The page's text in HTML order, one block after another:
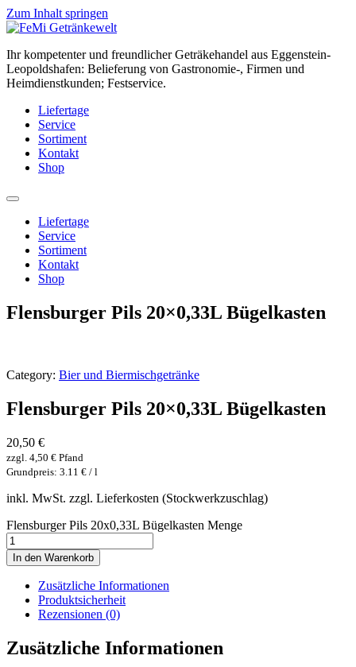
Zum Inhalt springen
Ihr kompetenter und freundlicher Geträkehandel aus Eggenstein-
Leopoldshafen: Belieferung von Gastronomie-, Firmen und
Heimdienstkunden; Festservice.
Liefertage
Service
Sortiment
Kontakt
Shop
Liefertage
Service
Sortiment
Kontakt
Shop
Flensburger Pils 20×0,33L Bügelkasten
Category: Bier und Biermischgetränke
Flensburger Pils 20×0,33L Bügelkasten
20,50 €
zzgl. 4,50 € Pfand
Grundpreis: 3.11 € / l
inkl. MwSt. zzgl. Lieferkosten (Stockwerkzuschlag)
Flensburger Pils 20x0,33L Bügelkasten Menge
In den Warenkorb
Zusätzliche Informationen
Produktsicherheit
Rezensionen (0)
Zusätzliche Informationen